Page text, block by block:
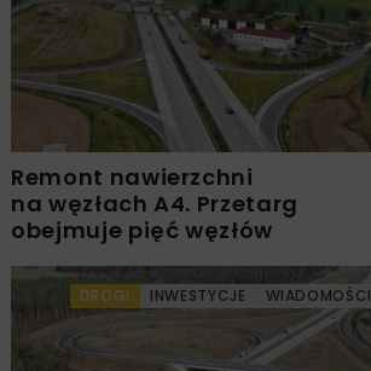
Remont nawierzchni
na węzłach A4. Przetarg
obejmuje pięć węzłów
DROGI INWESTYCJE WIADOMOŚCI